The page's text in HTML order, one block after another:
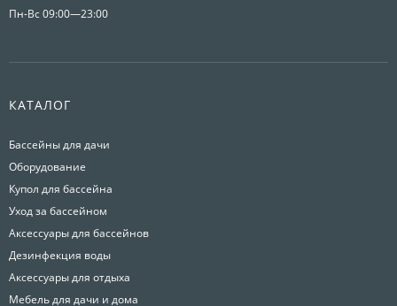
Пн-Вс 09:00—23:00
КАТАЛОГ
Бассейны для дачи
Оборудование
Купол для бассейна
Уход за бассейном
Аксессуары для бассейнов
Дезинфекция воды
Аксессуары для отдыха
Мебель для дачи и дома